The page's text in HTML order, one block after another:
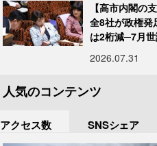
【高市内閣の
全8社が政権発
は2桁減─7月
2026.07.31
人気のコンテンツ
アクセス数 SNSシェア